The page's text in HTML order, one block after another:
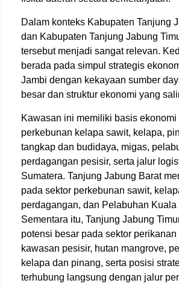
Dalam konteks Kabupaten Tanjung
dan Kabupaten Tanjung Jabung
tersebut menjadi sangat relevan.
berada pada simpul strategis
Jambi dengan kekayaan sumber
besar dan struktur ekonomi yang
Kawasan ini memiliki basis ekonomi
perkebunan kelapa sawit, kelapa,
tangkap dan budidaya, migas,
perdagangan pesisir, serta jalur
Sumatera. Tanjung Jabung Barat
pada sektor perkebunan sawit,
perdagangan, dan Pelabuhan Kuala
Sementara itu, Tanjung Jabung
potensi besar pada sektor perikanan
kawasan pesisir, hutan mangrove,
kelapa dan pinang, serta posisi
terhubung langsung dengan jalur